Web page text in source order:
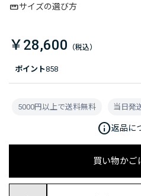
ポイント858
サイズの選び方
￥28,600
買い物かご
5000円以上で送料無料 当日発
info返品に